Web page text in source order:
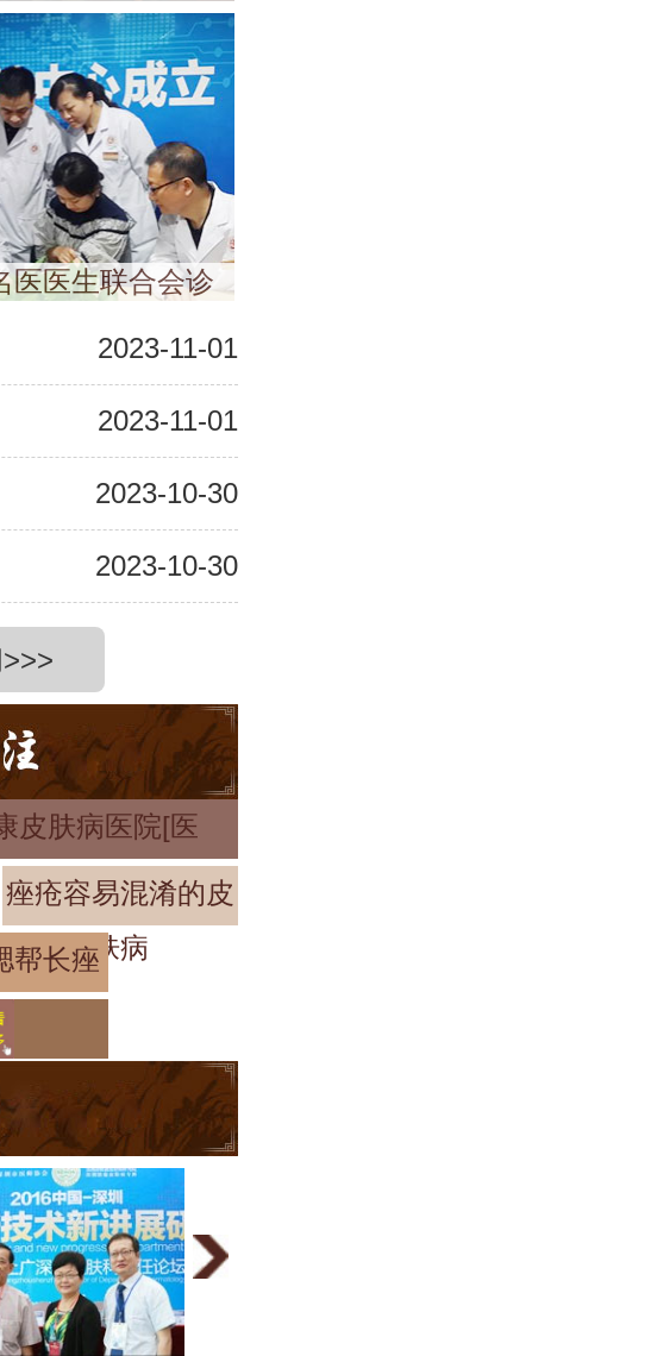
医医生联合会诊
2023-11-01
2023-11-01
2023-10-30
2023-10-30
皮肤病医院[医
痤疮容易混淆的皮
肤病
帮长痤
什么原